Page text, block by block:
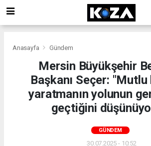
Anasayfa Gündem
Mersin Büyükşehir
Başkanı Seçer:
yaratmanın yolunun
geçtiğini
GÜNDEM
30.07.2025 - 10:52